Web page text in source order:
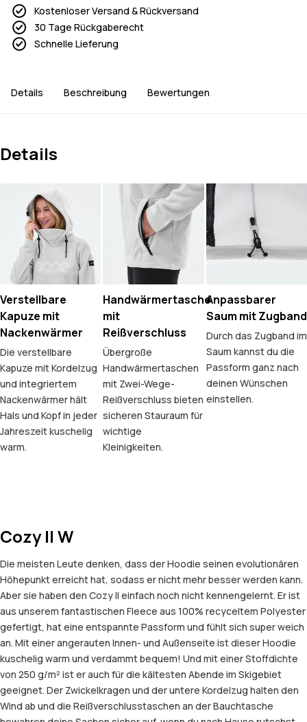
Kostenloser Versand & Rückversand
30 Tage Rückgaberecht
Schnelle Lieferung
Details Beschreibung Bewertungen
Details
Verstellbare
Kapuze mit
Nackenwärmer
Die verstellbare
Kapuze mit Kordelzug
und integriertem
Nackenwärmer hält
Hals und Kopf in jeder
Jahreszeit kuschelig
warm.
Handwärmertasche
mit
Reißverschluss
Übergroße
Handwärmertaschen
mit Zwei-Wege-
Reißverschluss bieten
sicheren Stauraum für
wichtige
Kleinigkeiten.
Anpassbarer
Saum mit Zugband
Durch das Zugband im
Saum kannst du die
Passform ganz nach
deinen Wünschen
einstellen.
Cozy II W
Die meisten Leute denken, dass der Hoodie seinen evolutionären
Höhepunkt erreicht hat, sodass er nicht mehr besser werden kann.
Aber sie haben den Cozy II einfach noch nicht kennengelernt. Er ist
aus unserem fantastischen Fleece aus 100% recyceltem Polyester
gefertigt, hat eine entspannte Passform und fühlt sich super weich
an. Mit einer angerauten Innen- und Außenseite ist dieser Hoodie
kuschelig warm und verdammt bequem! Und mit einer Stoffdichte
von 250 g/m² ist er auch für die kältesten Abende im Skigebiet
geeignet. Der Zwickelkragen und der untere Kordelzug halten den
Wind ab und die Reißverschlusstaschen an der Bauchtasche